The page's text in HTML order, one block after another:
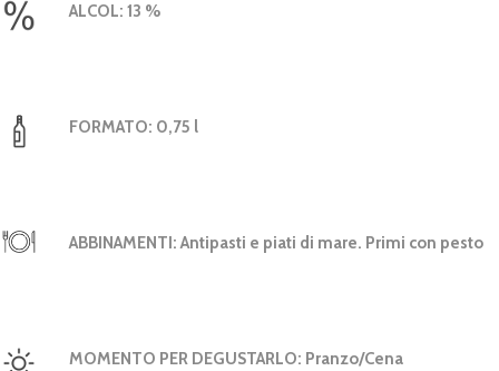
ALCOL: 13 %
FORMATO: 0,75 l
ABBINAMENTI:Antipasti e piati di mare. Primi con pesto
MOMENTO PER DEGUSTARLO: Pranzo/Cena